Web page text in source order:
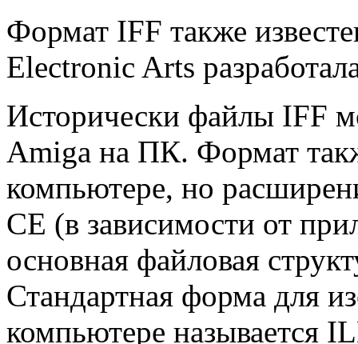
Формат IFF также
Electronic Arts
Исторически файлы IFF
Amiga на ПК. Формат
компьютере, но
СЕ (в зависимости от
основная файловая
Стандартная форма для
компьютере называется